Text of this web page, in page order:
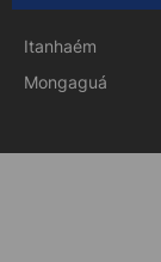
Itanhaém
Mongaguá